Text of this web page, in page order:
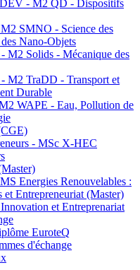
- M2 QD - Dispositifs
SMNO - Science des
Nano-Objets
M2 Solids - Mécanique des
M2 TraDD - Transport et
Durable
WAPE - Eau, Pollution de
- MSc X-HEC
Energies Renouvelables :
et Entrepreneuriat (Master)
et Entreprenariat
EuroteQ
d'échange